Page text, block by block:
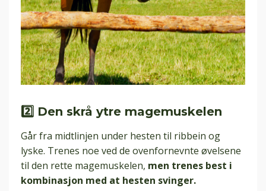
2️⃣ Den skrå ytre magemuskelen
Går fra midtlinjen under hesten til ribbein og
lyske. Trenes noe ved de ovenfornevnte øvelsene
til den rette magemuskelen, men trenes best i
kombinasjon med at hesten svinger.